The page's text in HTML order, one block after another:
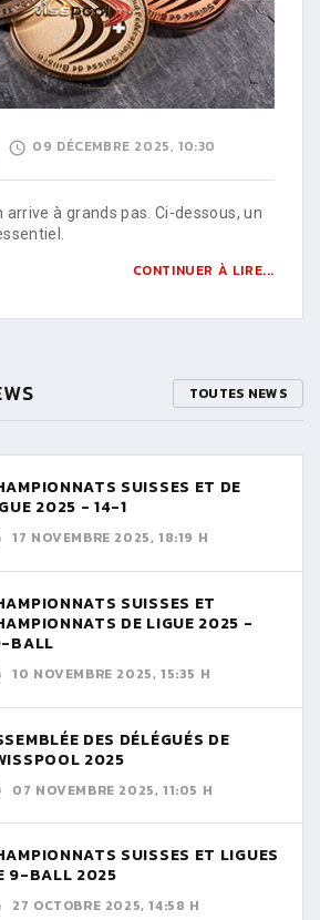
09 DÉCEMBRE 2025, 10:30
arrive à grands pas. Ci-dessous, un
CONTINUER À LIRE...
TOUTES NEWS
SUISSES ET DE
2025 - 14-1
17 NOVEMBRE 2025, 18:19 H
SUISSES ET
DE LIGUE 2025 -
BALL
10 NOVEMBRE 2025, 15:35 H
DES DÉLÉGUÉS DE
2025
07 NOVEMBRE 2025, 11:05 H
SUISSES ET LIGUES
9-BALL 2025
27 OCTOBRE 2025, 14:58 H